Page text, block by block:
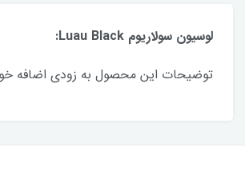
لوسیون سولاریوم Luau Black:
توضیحات این محصول به زودی اضافه